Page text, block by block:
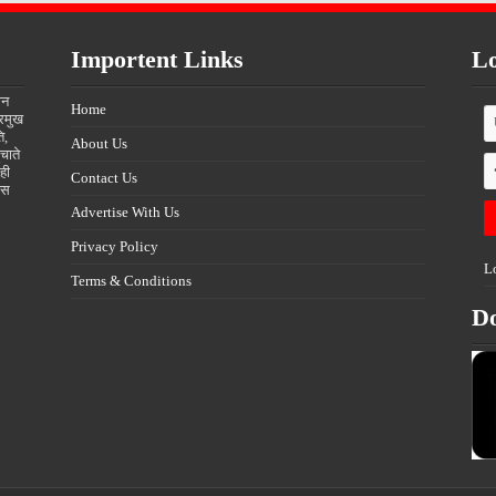
Importent Links
Home
About Us
Contact Us
Advertise With Us
Privacy Policy
Terms & Conditions